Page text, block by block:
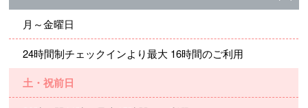
月～金曜日
24時間制チェックインより最大 16時間のご利用
土・祝前日